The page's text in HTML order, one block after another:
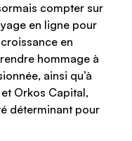
compter sur
en ligne pour
en
hommage à
ainsi qu’à
Orkos Capital,
déterminant pour